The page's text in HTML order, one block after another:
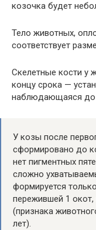
козочка будет
Тело животных,
соответствует
Скелетные кости у
концу срока —
наблюдающаяся до
У козы после
сформировано до
нет пигментных
сложно
формируется
пережившей 1
(признака
лет).